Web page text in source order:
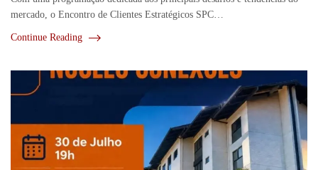
mercado, o Encontro de Clientes Estratégicos SPC…
Continue Reading